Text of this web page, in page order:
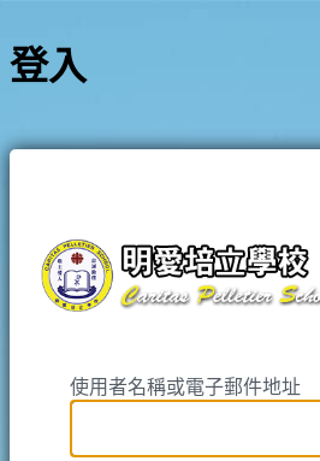
登入
使用者名稱或電子郵件地址